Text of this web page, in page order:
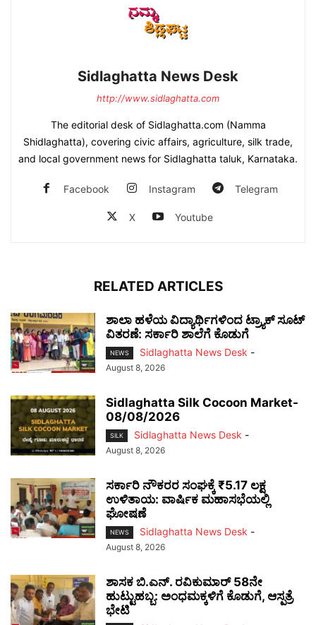
Sidlaghatta News Desk
http://www.sidlaghatta.com
The editorial desk of Sidlaghatta.com (Namma
Shidlaghatta), covering civic affairs, agriculture, silk trade,
and local government news for Sidlaghatta taluk, Karnataka.
Facebook Instagram Telegram
X Youtube
RELATED ARTICLES
ಶಾಲಾ ಹಳೆಯ ವಿದ್ಯಾರ್ಥಿಗಳಿಂದ ಟ್ರ್ಯಾಕ್‌ ಸೂಟ್
ವಿತರಣೆ: ಸರ್ಕಾರಿ ಶಾಲೆಗೆ ಕೊಡುಗೆ
NEWS Sidlaghatta News Desk -
August 8, 2026
Sidlaghatta Silk Cocoon Market-
08/08/2026
SILK Sidlaghatta News Desk -
August 8, 2026
ಸರ್ಕಾರಿ ನೌಕರರ ಸಂಘಕ್ಕೆ ₹5.17 ಲಕ್ಷ
ಉಳಿತಾಯ: ವಾರ್ಷಿಕ ಮಹಾಸಭೆಯಲ್ಲಿ
ಘೋಷಣೆ
NEWS Sidlaghatta News Desk -
August 8, 2026
ಶಾಸಕ ಬಿ.ಎನ್. ರವಿಕುಮಾರ್ 58ನೇ
ಹುಟ್ಟುಹಬ್ಬ: ಅಂಧಮಕ್ಕಳಿಗೆ ಕೊಡುಗೆ, ಆಸ್ಪತ್ರೆ
ಭೇಟಿ